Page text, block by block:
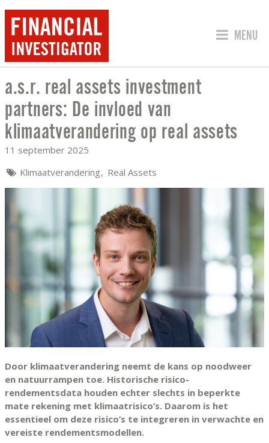
SPRING
MENU
A.S.R. REAL ASSETS INVESTMENT
a.s.r. real assets investment
partners: De invloed van
klimaatverandering op real assets
11 september 2025
Klimaatverandering Real Assets
Door klimaatverandering neemt de kans op noodweer
en natuurrampen toe. Historische risico-
rendementsdata houden echter slechts in beperkte
mate rekening met klimaatrisico’s. Daarom is het
essentieel om deze risico’s te integreren in verwachte en
vereiste rendementsmodellen.